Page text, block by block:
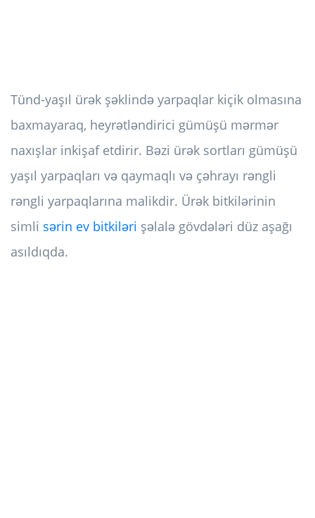
Tünd-yaşıl ürək şəklində yarpaqlar kiçik olmasına
baxmayaraq, heyrətləndirici gümüşü mərmər
naxışlar inkişaf etdirir. Bəzi ürək sortları gümüşü
yaşıl yarpaqları və qaymaqlı və çəhrayı rəngli
rəngli yarpaqlarına malikdir. Ürək bitkilərinin
simli sərin ev bitkiləri şəlalə gövdələri düz aşağı
asıldıqda.